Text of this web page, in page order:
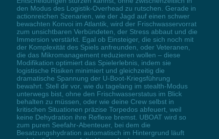
den Modus des Logistik-Overhead zu rutschen. Gerade in
actionreichen Szenarien, wie der Jagd auf einen schwer
bewachten Konvoi im Atlantik, wird der Frischwasservorrat
zum unsichtbaren Verbündeten, der Stress abbaut und die
Immersion verstärkt. Egal ob Einsteiger, die sich noch mit
der Komplexität des Spiels anfreunden, oder Veteranen,
die das Mikromanagement reduzieren wollen – diese
Modifikation optimiert das Spielerlebnis, indem sie
logistische Risiken minimiert und gleichzeitig die
dramatische Spannung der U-Boot-Kriegsführung
bewahrt. Stell dir vor, wie du tagelang im stealth-Modus
unterwegs bist, ohne den Frischwasserstatus im Blick
behalten zu müssen, oder wie deine Crew selbst in
kritischen Situationen präzise Torpedos abfeuert, weil
keine Dehydration ihre Reflexe bremst. UBOAT wird so
zum puren Seefahr-Abenteuer, bei dem die
Besatzungshydration automatisch im Hintergrund läuft